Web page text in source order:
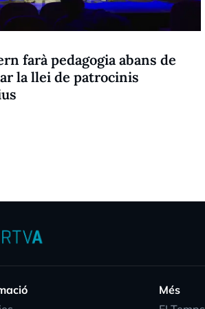
farà pedagogia abans de
la llei de patrocinis
Més